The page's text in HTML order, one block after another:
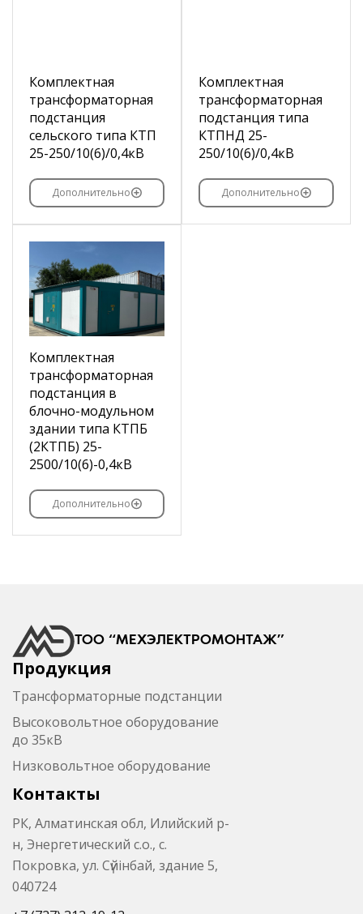
Комплектная
трансформаторная
подстанция
сельского типа КТП
25-250/10(6)/0,4кВ
Дополнительно
Комплектная
трансформаторная
подстанция типа
КТПНД 25-
250/10(6)/0,4кВ
Дополнительно
Комплектная
трансформаторная
подстанция в
блочно-модульном
здании типа КТПБ
(2КТПБ) 25-
2500/10(6)-0,4кВ
Дополнительно
ТОО “МЕХЭЛЕКТРОМОНТАЖ”
Продукция
Трансформаторные подстанции
Высоковольтное оборудование
до 35кВ
Низковольтное оборудование
Контакты
РК, Алматинская обл, Илийский р-
н, Энергетический с.о., с.
Покровка, ул. Сүйінбай, здание 5,
040724